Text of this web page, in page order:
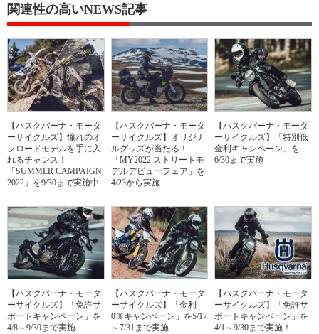
関連性の高いNEWS記事
【ハスクバーナ・モータ
ーサイクルズ】憧れのオ
フロードモデルを手に入
れるチャンス！
「SUMMER CAMPAIGN
2022」を9/30まで実施中
【ハスクバーナ・モータ
ーサイクルズ】オリジナ
ルグッズが当たる！
「MY2022 ストリートモ
デルデビューフェア」を
4/23から実施
【ハスクバーナ・モータ
ーサイクルズ】「特別低
金利キャンペーン」を
6/30まで実施
【ハスクバーナ・モータ
ーサイクルズ】「免許サ
ポートキャンペーン」を
4/8～9/30まで実施
【ハスクバーナ・モータ
ーサイクルズ】「金利
0％キャンペーン」を5/17
～7/31まで実施
【ハスクバーナ・モータ
ーサイクルズ】「免許サ
ポートキャンペーン」を
4/1～9/30まで実施！